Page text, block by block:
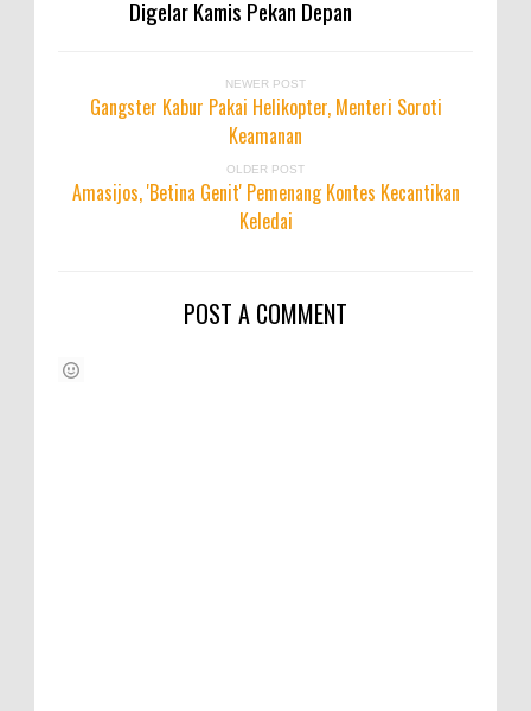
Digelar Kamis Pekan Depan
NEWER POST
Gangster Kabur Pakai Helikopter, Menteri Soroti
Keamanan
OLDER POST
Amasijos, 'Betina Genit' Pemenang Kontes Kecantikan
Keledai
POST A COMMENT